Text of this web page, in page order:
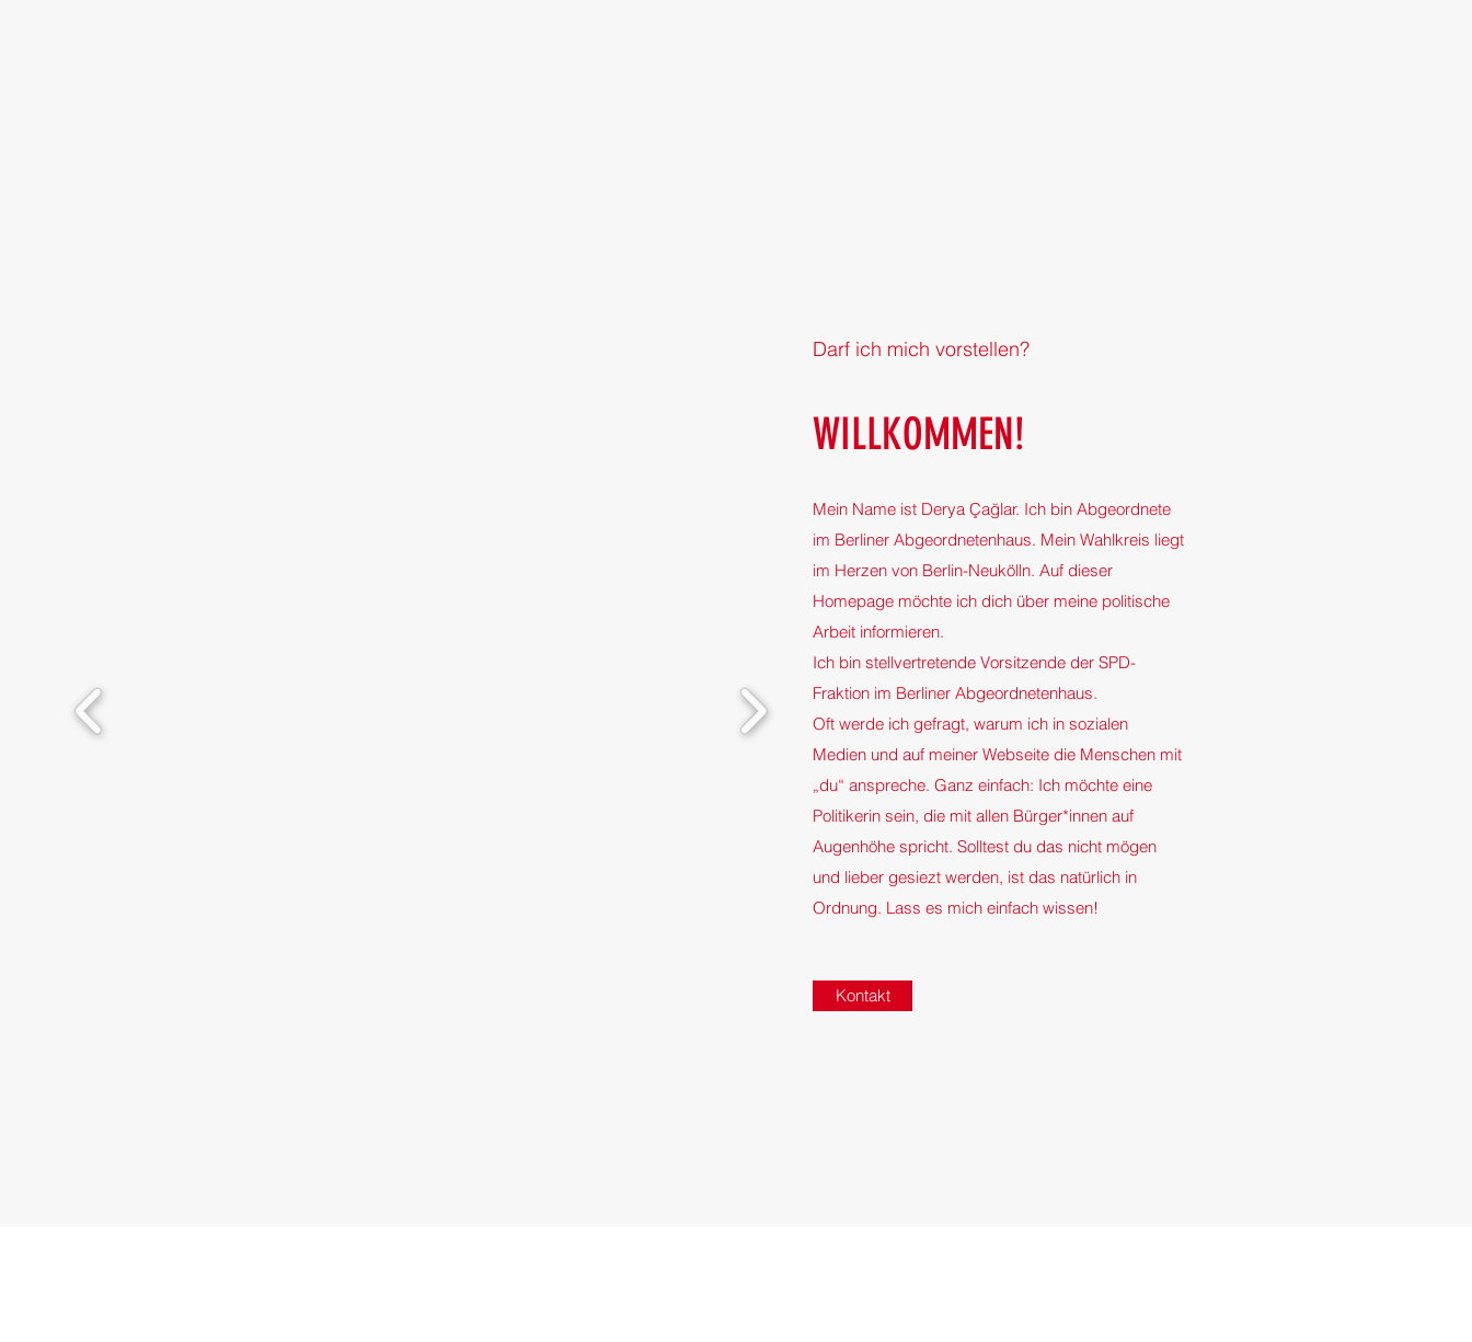
Darf ich mich vorstellen?
WILLKOMMEN!
Mein Name ist Derya Çağlar. Ich bin Abgeordnete
im Berliner Abgeordnetenhaus. Mein Wahlkreis liegt
im Herzen von Berlin-Neukölln. Auf dieser
Homepage möchte ich dich über meine politische
Arbeit informieren.
Ich bin stellvertretende Vorsitzende der SPD-
Fraktion im Berliner Abgeordnetenhaus.
Oft werde ich gefragt, warum ich in sozialen
Medien und auf meiner Webseite die Menschen mit
„du“ anspreche. Ganz einfach: Ich möchte eine
Politikerin sein, die mit allen Bürger*innen auf
Augenhöhe spricht. Solltest du das nicht mögen
und lieber gesiezt werden, ist das natürlich in
Ordnung. Lass es mich einfach wissen!
Kontakt